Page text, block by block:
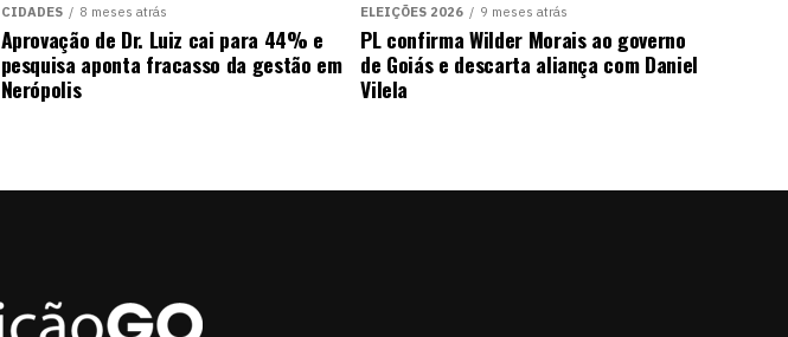
CIDADES 8 meses atrás
Aprovação de Dr. Luiz cai para 44% e
pesquisa aponta fracasso da gestão em
Nerópolis
ELEIÇÕES 2026 9 meses atrás
PL confirma Wilder Morais ao governo
de Goiás e descarta aliança com Daniel
Vilela